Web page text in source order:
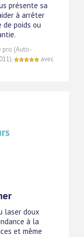
présente sa
à arrêter
de poids ou
pro (Auto-
avec
laser doux
à la
et même